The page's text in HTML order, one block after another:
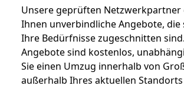
Unsere geprüften Netzwerkpartner
Ihnen unverbindliche Angebote, die
Ihre Bedürfnisse zugeschnitten
Angebote sind kostenlos,
Sie einen Umzug innerhalb von
außerhalb Ihres aktuellen